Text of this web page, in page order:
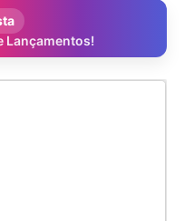
Lançamentos!